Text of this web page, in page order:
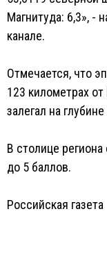
Магнитуда: 6,3», -
канале.
Отмечается, что
123 километрах
залегал на
В столице
до 5 баллов.
Российская газета